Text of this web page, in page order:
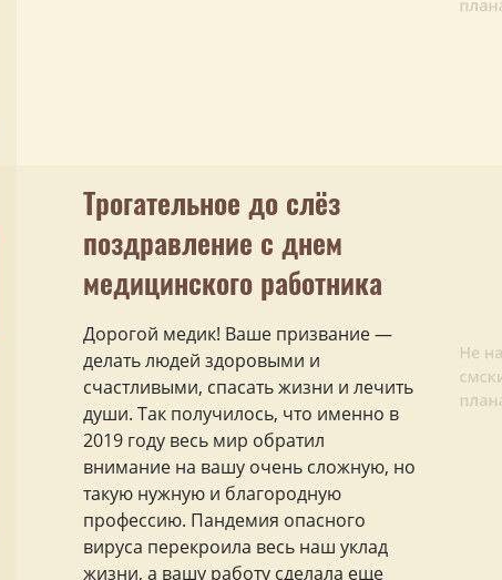
Трогательное до слёз
поздравление с днем
медицинского работника
Дорогой медик! Ваше призвание —
делать людей здоровыми и
счастливыми, спасать жизни и лечить
души. Так получилось, что именно в
2019 году весь мир обратил
внимание на вашу очень сложную, но
такую нужную и благородную
профессию. Пандемия опасного
вируса перекроила весь наш уклад
жизни, а вашу работу сделала еще